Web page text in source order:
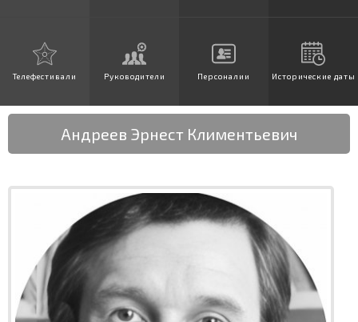
Телефестивали Руководители Персоналии Исторические даты
Андреев Эрнест Климентьевич